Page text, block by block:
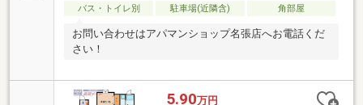
バス・トイレ別
駐車場(近隣含) 角部屋
お問い合わせはアパマンショップ名張店へお電話くだ
さい！
5.90万円